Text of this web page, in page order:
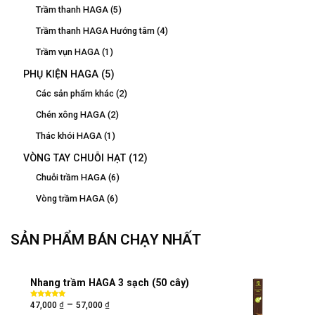
Trầm thanh HAGA (5)
Trầm thanh HAGA Hướng tâm (4)
Trầm vụn HAGA (1)
PHỤ KIỆN HAGA (5)
Các sản phẩm khác (2)
Chén xông HAGA (2)
Thác khói HAGA (1)
VÒNG TAY CHUỖI HẠT (12)
Chuỗi trầm HAGA (6)
Vòng trầm HAGA (6)
SẢN PHẨM BÁN CHẠY NHẤT
Nhang trầm HAGA 3 sạch (50 cây)
Được xếp
hạng 5.005
47,000 ₫ – 57,000 ₫